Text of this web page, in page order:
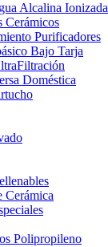
Alcalina Ionizada
Cerámicos
Purificadores
Bajo Tarja
Doméstica
Cerámica
Polipropileno